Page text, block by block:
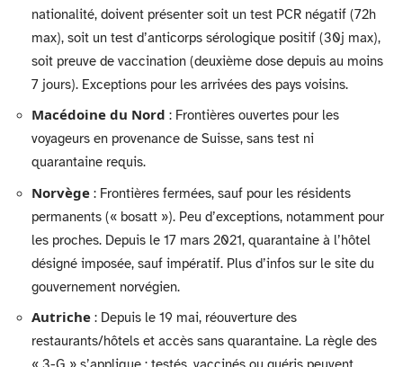
nationalité, doivent présenter soit un test PCR négatif (72h
max), soit un test d’anticorps sérologique positif (30j max),
soit preuve de vaccination (deuxième dose depuis au moins
7 jours). Exceptions pour les arrivées des pays voisins.
Macédoine du Nord : Frontières ouvertes pour les
voyageurs en provenance de Suisse, sans test ni
quarantaine requis.
Norvège : Frontières fermées, sauf pour les résidents
permanents (« bosatt »). Peu d’exceptions, notamment pour
les proches. Depuis le 17 mars 2021, quarantaine à l’hôtel
désigné imposée, sauf impératif. Plus d’infos sur le site du
gouvernement norvégien.
Autriche : Depuis le 19 mai, réouverture des
restaurants/hôtels et accès sans quarantaine. La règle des